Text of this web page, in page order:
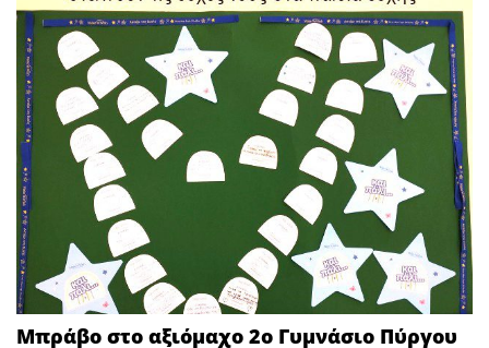
Μπράβο στο αξιόμαχο 2ο Γυμνάσιο Πύργου